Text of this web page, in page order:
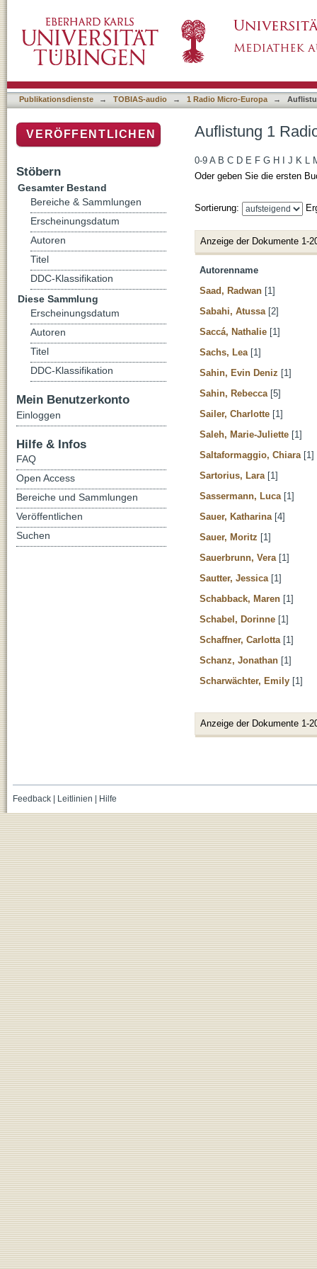
Publikationsdienste → TOBIAS-audio → 1 Radio Micro-Europa →
Auflistung 1
0-9 A B C D E F G H J K L
Oder geben Sie die ersten
Sortierung:
Anzeige der Dokumente 1-
Autorenname
Saad, Radwan [1]
Sabahi, Atussa [2]
Saccá, Nathalie [1]
Sachs, Lea [1]
Sahin, Evin Deniz [1]
Sahin, Rebecca [5]
Sailer, Charlotte [1]
Saleh, Marie-Juliette [1]
Saltaformaggio, Chiara [1]
Sartorius, Lara [1]
Sassermann, Luca [1]
Sauer, Katharina [4]
Sauer, Moritz [1]
Sauerbrunn, Vera [1]
Sautter, Jessica [1]
Schabback, Maren [1]
Schabel, Dorinne [1]
Schaffner, Carlotta [1]
Schanz, Jonathan [1]
Scharwächter, Emily [1]
Anzeige der Dokumente 1-
VERÖFFENTLICHEN
Stöbern
Gesamter Bestand
Bereiche & Sammlungen
Erscheinungsdatum
Autoren
Titel
DDC-Klassifikation
Diese Sammlung
Erscheinungsdatum
Autoren
Titel
DDC-Klassifikation
Mein Benutzerkonto
Einloggen
Hilfe & Infos
FAQ
Open Access
Bereiche und Sammlungen
Veröffentlichen
Suchen
Feedback| Leitlinien | Hilfe